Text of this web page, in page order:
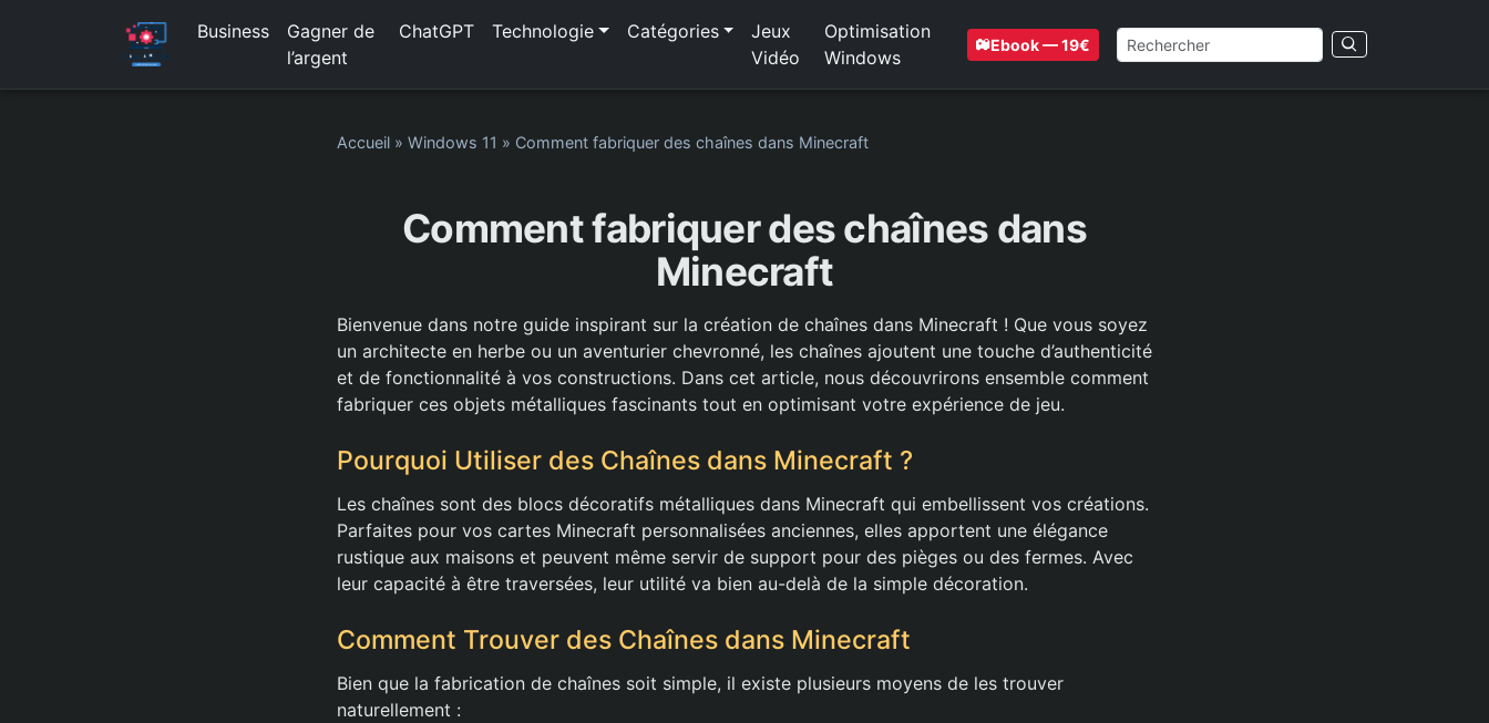
Business
Gagner de
l’argent
ChatGPT Technologie Catégories
Jeux
Vidéo
Optimisation
Windows
Ebook — 19€
Accueil » Windows 11 » Comment fabriquer des chaînes dans Minecraft
Comment fabriquer des chaînes dans
Minecraft
Bienvenue dans notre guide inspirant sur la création de chaînes dans Minecraft ! Que vous soyez
un architecte en herbe ou un aventurier chevronné, les chaînes ajoutent une touche d’authenticité
et de fonctionnalité à vos constructions. Dans cet article, nous découvrirons ensemble comment
fabriquer ces objets métalliques fascinants tout en optimisant votre expérience de jeu.
Pourquoi Utiliser des Chaînes dans Minecraft ?
Les chaînes sont des blocs décoratifs métalliques dans Minecraft qui embellissent vos créations.
Parfaites pour vos cartes Minecraft personnalisées anciennes, elles apportent une élégance
rustique aux maisons et peuvent même servir de support pour des pièges ou des fermes. Avec
leur capacité à être traversées, leur utilité va bien au-delà de la simple décoration.
Comment Trouver des Chaînes dans Minecraft
Bien que la fabrication de chaînes soit simple, il existe plusieurs moyens de les trouver
naturellement :